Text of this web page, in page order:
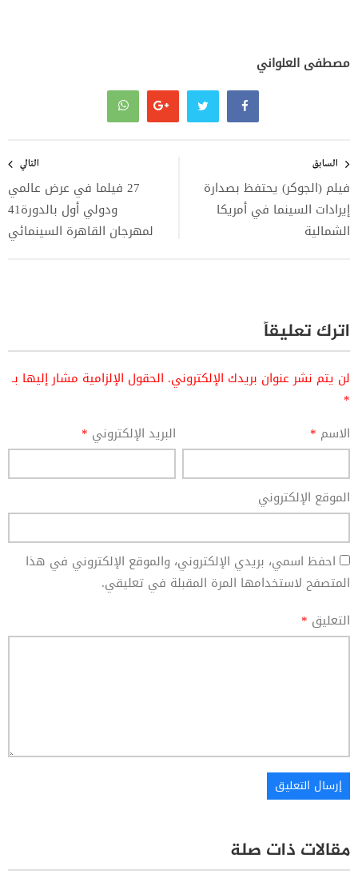
مصطفى العلواني
المقالات
السابق
فيلم (الجوكر) يحتفظ بصدارة
إيرادات السينما في أمريكا
الشمالية
التالي
27 فيلما في عرض عالمي
ودولي أول بالدورة41
لمهرجان القاهرة السينمائي
اترك تعليقاً
لن يتم نشر عنوان بريدك الإلكتروني. الحقول الإلزامية مشار إليها بـ
*
الاسم * البريد الإلكتروني *
الموقع الإلكتروني
احفظ اسمي، بريدي الإلكتروني، والموقع الإلكتروني في هذا
المتصفح لاستخدامها المرة المقبلة في تعليقي.
التعليق *
مقالات ذات صلة